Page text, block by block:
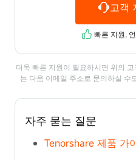
고객
빠른 지원,
더욱 빠른 지원이 필요하시면 위의
는 다음 이메일 주소로 문의하실 수
자주 묻는 질문
Tenorshare 제품 가